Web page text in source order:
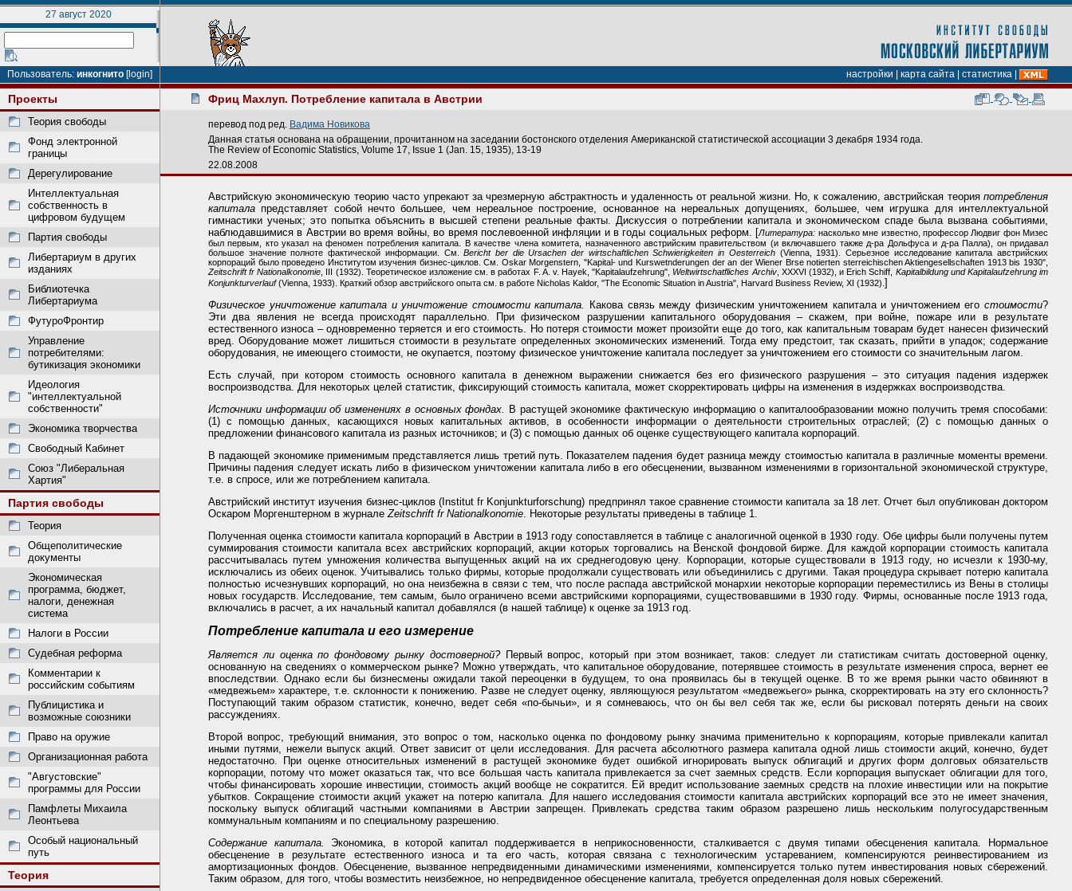
27 август 2020
Пользователь: инкогнито [login] настройки карта сайта статистика
Проекты
Теория свободы
Фонд электронной
границы
Дерегулирование
Интеллектуальная
собственность в
цифровом будущем
Партия свободы
Либертариум в других
изданиях
Библиотечка
Либертариума
ФутуроФронтир
Управление
потребителями:
бутикизация экономики
Идеология
"интеллектуальной
собственности"
Экономика творчества
Свободный Кабинет
Союз "Либеральная
Хартия"
Партия свободы
Теория
Общеполитические
документы
Экономическая
программа, бюджет,
налоги, денежная
система
Налоги в России
Судебная реформа
Комментарии к
российским событиям
Публицистика и
возможные союзники
Право на оружие
Организационная работа
"Августовские"
программы для России
Памфлеты Михаила
Леонтьева
Особый национальный
путь
Теория
Фриц Махлуп. Потребление капитала в Австрии
перевод под ред. Вадима Новикова
Данная статья основана на обращении, прочитанном на заседании бостонского отделения Американской статистической ассоциации 3 декабря 1934 года.
The Review of Economic Statistics, Volume 17, Issue 1 (Jan. 15, 1935), 13-19
22.08.2008
Австрийскую экономическую теорию часто упрекают за чрезмерную абстрактность и удаленность от реальной жизни. Но, к сожалению, австрийская теория потребления
капитала представляет собой нечто большее, чем нереальное построение, основанное на нереальных допущениях, большее, чем игрушка для интеллектуальной
гимнастики ученых; это попытка объяснить в высшей степени реальные факты. Дискуссия о потреблении капитала и экономическом спаде была вызвана событиями,
наблюдавшимися в Австрии во время войны, во время послевоенной инфляции и в годы социальных реформ. [Литература: насколько мне известно, профессор Людвиг фон Мизес
был первым, кто указал на феномен потребления капитала. В качестве члена комитета, назначенного австрийским правительством (и включавшего также д-ра Дольфуса и д-ра Палла), он придавал
большое значение полноте фактической информации. См.Bericht ber die Ursachen der wirtschaftlichen Schwierigkeiten in Oesterreich(Vienna, 1931). Серьезное исследование капитала австрийских
корпораций было проведено Институтом изучения бизнес-циклов. См. Oskar Morgenstern, "Kapital- und Kurswetnderungen der an der Wiener Brse notierten sterreichischen Aktiengesellschaften 1913 bis 1930",
Zeitschrift fr Nationalkonomie , III (1932). Теоретическое изложение см. в работах F. A. v. Hayek, "Kapitalaufzehrung", Weltwirtschatfliches Archiv, XXXVI (1932), и Erich Schiff, Kapitalbildung und Kapitalaufzehrung im
Konjunkturverlauf(Vienna, 1933). Краткий обзор австрийского опыта см. в работе Nicholas Kaldor, "The Economic Situation in Austria", Harvard Business Review, XI (1932). ]
Физическое уничтожение капитала и уничтожение стоимости капитала.
Какова связь между физическим уничтожением капитала и уничтожением его стоимости?
Эти два явления не всегда происходят параллельно. При физическом разрушении капитального оборудования – скажем, при войне, пожаре или в результате
естественного износа – одновременно теряется и его стоимость. Но потеря стоимости может произойти еще до того, как капитальным товарам будет нанесен физический
вред. Оборудование может лишиться стоимости в результате определенных экономических изменений. Тогда ему предстоит, так сказать, прийти в упадок; содержание
оборудования, не имеющего стоимости, не окупается, поэтому физическое уничтожение капитала последует за уничтожением его стоимости со значительным лагом.
Есть случай, при котором стоимость основного капитала в денежном выражении снижается без его физического разрушения – это ситуация падения издержек
воспроизводства. Для некоторых целей статистик, фиксирующий стоимость капитала, может скорректировать цифры на изменения в издержках воспроизводства.
Источники информации об изменениях в основных фондах. В растущей экономике фактическую информацию о капиталообразовании можно получить тремя способами:
(1) с помощью данных, касающихся новых капитальных активов, в особенности информации о деятельности строительных отраслей; (2) с помощью данных о
предложении финансового капитала из разных источников; и (3) с помощью данных об оценке существующего капитала корпораций.
В падающей экономике применимым представляется лишь третий путь. Показателем падения будет разница между стоимостью капитала в различные моменты времени.
Причины падения следует искать либо в физическом уничтожении капитала либо в его обесценении, вызванном изменениями в горизонтальной экономической структуре,
т.е. в спросе, или же потреблением капитала.
Австрийский институт изучения бизнес-циклов (Institut fr Konjunkturforschung) предпринял такое сравнение стоимости капитала за 18 лет. Отчет был опубликован доктором
Оскаром Моргенштерном в журналеZeitschrift fr Nationalkonomie. Некоторые результаты приведены в таблице 1.
Полученная оценка стоимости капитала корпораций в Австрии в 1913 году сопоставляется в таблице с аналогичной оценкой в 1930 году. Обе цифры были получены путем
суммирования стоимости капитала всех австрийских корпораций, акции которых торговались на Венской фондовой бирже. Для каждой корпорации стоимость капитала
рассчитывалась путем умножения количества выпущенных акций на их среднегодовую цену. Корпорации, которые существовали в 1913 году, но исчезли к 1930-му,
исключались из обеих оценок. Учитывались только фирмы, которые продолжали существовать или объединились с другими. Такая процедура скрывает потерю капитала
полностью исчезнувших корпораций, но она неизбежна в связи с тем, что после распада австрийской монархии некоторые корпорации переместились из Вены в столицы
новых государств. Исследование, тем самым, было ограничено всеми австрийскими корпорациями, существовавшими в 1930 году. Фирмы, основанные после 1913 года,
включались в расчет, а их начальный капитал добавлялся (в нашей таблице) к оценке за 1913 год.
Потребление капитала и его измерение
Является ли оценка по фондовому рынку достоверной?Первый вопрос, который при этом возникает, таков: следует ли статистикам считать достоверной оценку,
основанную на сведениях о коммерческом рынке? Можно утверждать, что капитальное оборудование, потерявшее стоимость в результате изменения спроса, вернет ее
впоследствии. Однако если бы бизнесмены ожидали такой переоценки в будущем, то она проявилась бы в текущей оценке. В то же время рынки часто обвиняют в
«медвежьем» характере, т.е. склонности к понижению. Разве не следует оценку, являющуюся результатом «медвежьего» рынка, скорректировать на эту его склонность?
Поступающий таким образом статистик, конечно, ведет себя «по-бычьи», и я сомневаюсь, что он бы вел себя так же, если бы рисковал потерять деньги на своих
рассуждениях.
Второй вопрос, требующий внимания, это вопрос о том, насколько оценка по фондовому рынку значима применительно к корпорациям, которые привлекали капитал
иными путями, нежели выпуск акций. Ответ зависит от цели исследования. Для расчета абсолютного размера капитала одной лишь стоимости акций, конечно, будет
недостаточно. При оценке относительных изменений в растущей экономике будет ошибкой игнорировать выпуск облигаций и других форм долговых обязательств
корпорации, потому что может оказаться так, что все большая часть капитала привлекается за счет заемных средств. Если корпорация выпускает облигации для того,
чтобы финансировать хорошие инвестиции, стоимость акций вообще не сократится. Ей вредит использование заемных средств на плохие инвестиции или на покрытие
убытков. Сокращение стоимости акций укажет на потерю капитала. Для нашего исследования стоимости капитала австрийских корпораций все это не имеет значения,
поскольку выпуск облигаций частными компаниями в Австрии запрещен. Привлекать средства таким образом разрешено лишь нескольким полугосударственным
коммунальным компаниям и по специальному разрешению.
Содержание капитала.
Экономика, в которой капитал поддерживается в неприкосновенности, сталкивается с двумя типами обесценения капитала. Нормальное
обесценение в результате естественного износа и та его часть, которая связана с технологическим устареванием, компенсируются реинвестированием из
амортизационных фондов. Обесценение, вызванное непредвиденными динамическими изменениями, компенсируется только путем инвестирования новых сбережений.
Таким образом, для того, чтобы возместить неизбежное, но непредвиденное обесценение капитала, требуется определенная доля новых сбережений.